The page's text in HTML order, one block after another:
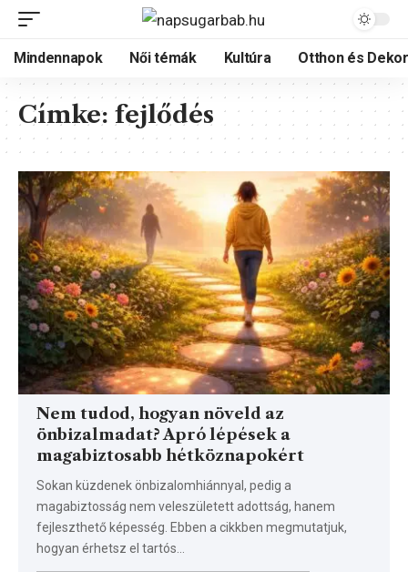
Mindennapok Női témák Kultúra Otthon és
Címke: fejlődés
Nem tudod, hogyan növeld az
önbizalmadat? Apró lépések a
magabiztosabb hétköznapokért
Sokan küzdenek önbizalomhiánnyal, pedig a
magabiztosság nem veleszületett adottság, hanem
fejleszthető képesség. Ebben a cikkben megmutatjuk,
hogyan érhetsz el tartós…